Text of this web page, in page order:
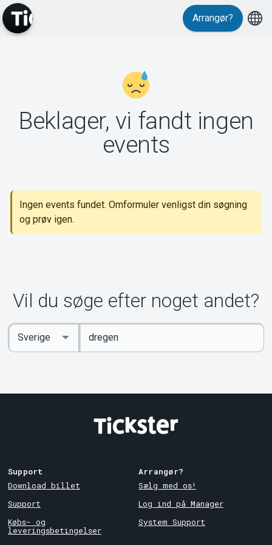
Support
Arrangør?
Beklager, vi fandt ingen
events
Ingen events fundet. Omformuler venligst din søgning
og prøv igen.
Vil du søge efter noget andet?
Indtast
søgeord
Select
Country
Support
Download billet
Support
Købs- og
leveringsbetingelser
Arrangør?
Sælg med os!
Log ind på Manager
System Support